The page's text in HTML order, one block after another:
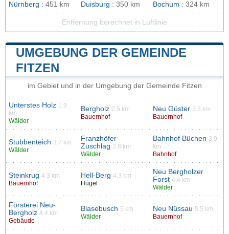
Nürnberg : 451 km Duisburg : 350 km Bochum : 324 km
Entfernung berechnet in Luftlinie
UMGEBUNG DER GEMEINDE
FITZEN
im Gebiet und in der Umgebung der Gemeinde Fitzen
Unterstes Holz 1.9
km
Wälder
Bergholz 2.5 km
Bauernhof
Neu Güster 3.3 km
Bauernhof
Stubbenteich 3.7 km
Wälder
Franzhöfer
Zuschlag 3.8 km
Wälder
Bahnhof Büchen 3.9
km
Bahnhof
Steinkrug 4.3 km
Bauernhof
Hell-Berg 4.3 km
Hügel
Neu Bergholzer
Forst 4.4 km
Wälder
Försterei Neu-
Bergholz 4.4 km
Gebäude
Blasebusch 5 km
Wälder
Neu Nüssau 5.5 km
Bauernhof